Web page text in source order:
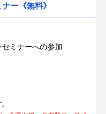
ー《無料》
セミナーへの参加